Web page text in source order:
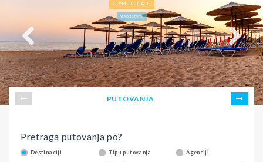
OLYMPIC BEACH
VILA CONSTANTIN
PUTOVANJA
Pretraga putovanja po?
Destinaciji Tipu putovanja Agenciji